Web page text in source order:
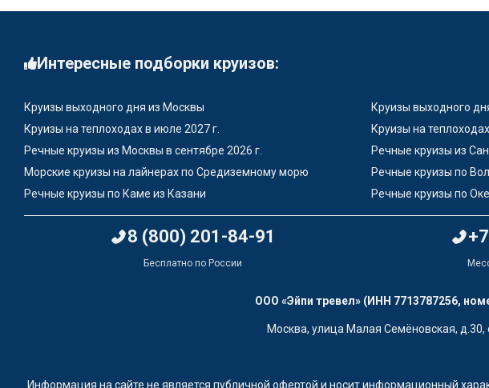
Интересные подборки круизов:
Круизы выходного дня из Москвы Круизы выходного
Круизы на теплоходах в июле 2027 г.
Круизы на
Речные круизы из Москвы в сентябре 2026 г.
Речные круизы из
Морские круизы на лайнерах по Средиземному морю
Речные круизы по
Речные круизы по Каме из Казани
Речные круизы по
8 (800) 201-84-91
Бесплатно по России
ООО «Эйпи тревел» (ИНН 7713787256,
Москва, улица Малая Семёновская, д.30,
Информация на сайте не является публичной офертой и носит информационный